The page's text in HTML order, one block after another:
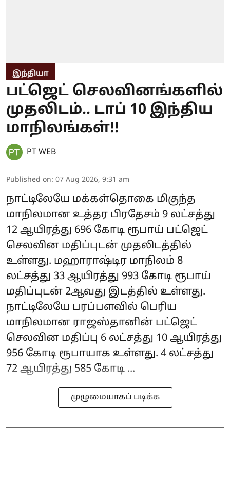
இந்தியா
பட்ஜெட் செலவினங்களில்
முதலிடம்.. டாப் 10 இந்திய
மாநிலங்கள்!!
PT WEB
Published on: 07 Aug 2026, 9:31 am
நாட்டிலேயே மக்கள்தொகை மிகுந்த
மாநிலமான உத்தர பிரதேசம் 9 லட்சத்து
12 ஆயிரத்து 696 கோடி ரூபாய் பட்ஜெட்
செலவின மதிப்புடன் முதலிடத்தில்
உள்ளது. மஹாராஷ்டிர மாநிலம் 8
லட்சத்து 33 ஆயிரத்து 993 கோடி ரூபாய்
மதிப்புடன் 2ஆவது இடத்தில் உள்ளது.
நாட்டிலேயே பரப்பளவில் பெரிய
மாநிலமான ராஜஸ்தானின் பட்ஜெட்
செலவின மதிப்பு 6 லட்சத்து 10 ஆயிரத்து
956 கோடி ரூபாயாக உள்ளது. 4 லட்சத்து
72 ஆயிரத்து 585 கோடி ...
முழுமையாகப் படிக்க